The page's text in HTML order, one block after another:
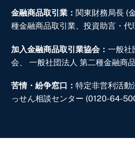
金融商品取引業：関東財務局長 (
種金融商品取引業、投資助言・代
加入金融商品取引業協会：一般社
会、 一般社団法人 第二種金融商
苦情・紛争窓口 ：特定非営利活動
っせん相談センター (0120-64-